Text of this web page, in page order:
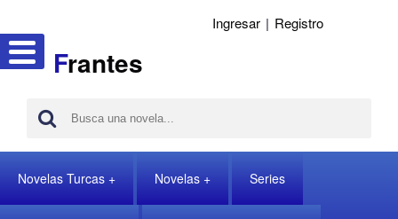
Frantes
Ingresar | Registro
Novelas Turcas Novelas Series